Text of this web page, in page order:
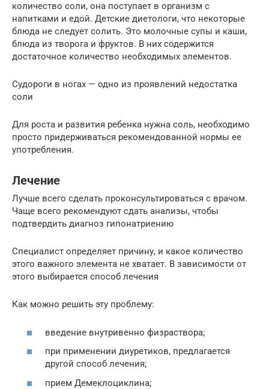
количество соли, она поступает в организм с
напитками и едой. Детские диетологи, что некоторые
блюда не следует солить. Это молочные супы и каши,
блюда из творога и фруктов. В них содержится
достаточное количество необходимых элементов.
Судороги в ногах — одно из проявлений недостатка
соли
Для роста и развития ребенка нужна соль, необходимо
просто придерживаться рекомендованной нормы ее
употребления.
Лечение
Лучше всего сделать проконсультироваться с врачом.
Чаще всего рекомендуют сдать анализы, чтобы
подтвердить диагноз гипонатриению
Специалист определяет причину, и какое количество
этого важного элемента не хватает. В зависимости от
этого выбирается способ лечения
Как можно решить эту проблему:
введение внутривенно физраствора;
при применении диуретиков, предлагается
другой способ лечения;
прием Демеклоциклина;